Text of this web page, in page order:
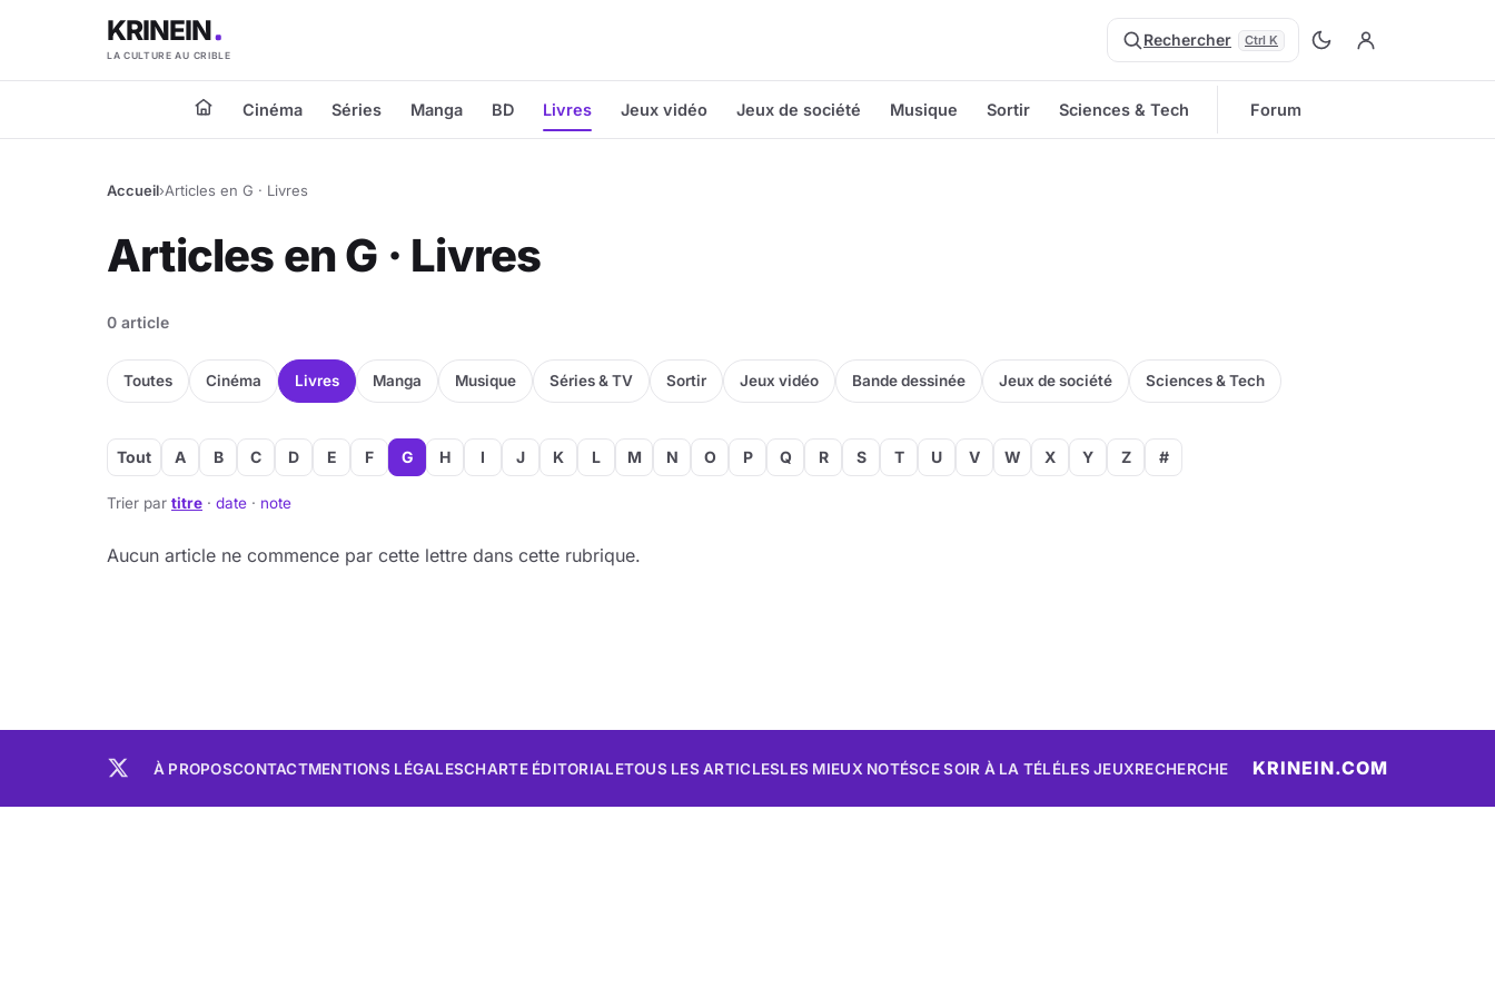
KRINEIN
LA CULTURE AU CRIBLE
Rechercher Ctrl K
Cinéma Séries Manga BD Livres Jeux vidéo Jeux de société Musique Sortir Sciences & Tech Forum
Accueil›Articles en G · Livres
Articles en G · Livres
0 article
Toutes Cinéma Livres Manga Musique Séries & TV Sortir Jeux vidéo Bande dessinée Jeux de société Sciences & Tech
Tout A B C D E F G H I J K L M N O P Q R S T U V W X Y Z #
Trier par titre · date · note
Aucun article ne commence par cette lettre dans cette rubrique.
À PROPOSCONTACTMENTIONS LÉGALESCHARTE ÉDITORIALETOUS LES ARTICLESLES MIEUX NOTÉSCE SOIR À LA TÉLÉLES JEUXRECHERCHE KRINEIN.COM